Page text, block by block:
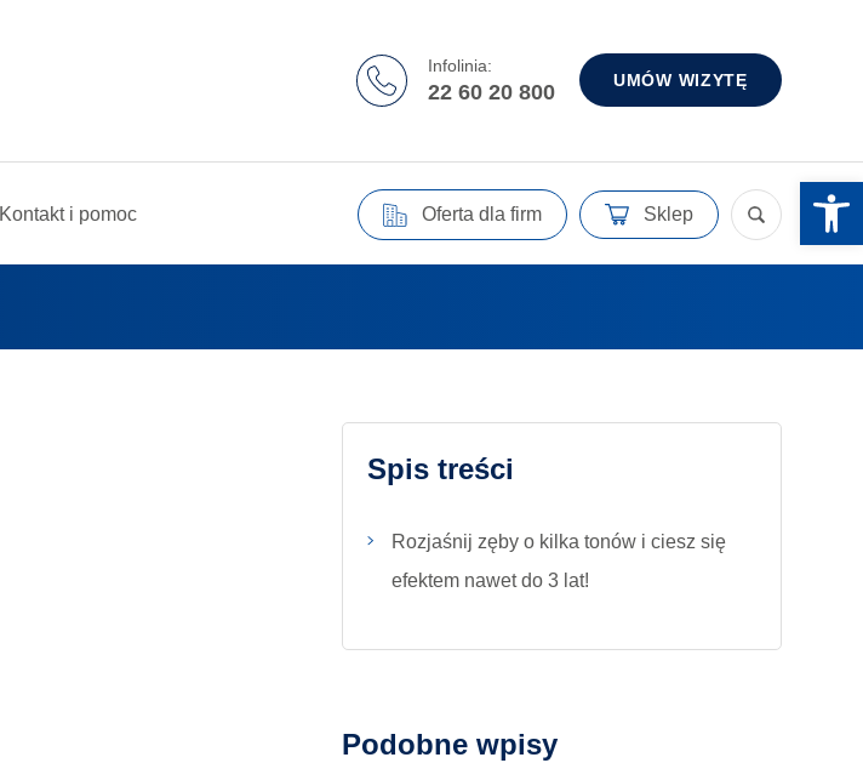
Infolinia:
22 60 20 800 UMÓW WIZYTĘ
Kontakt i pomoc Oferta dla firm Sklep
Spis treści
Rozjaśnij zęby o kilka tonów i ciesz się
efektem nawet do 3 lat!
Podobne wpisy